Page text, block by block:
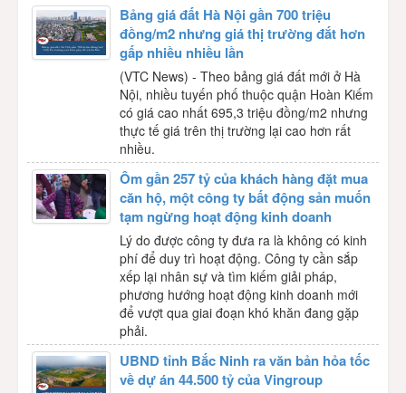
Bảng giá đất Hà Nội gần 700 triệu
đồng/m2 nhưng giá thị trường đắt hơn
gấp nhiều nhiều lần
(VTC News) - Theo bảng giá đất mới ở Hà
Nội, nhiều tuyến phố thuộc quận Hoàn Kiếm
có giá cao nhất 695,3 triệu đồng/m2 nhưng
thực tế giá trên thị trường lại cao hơn rất
nhiều.
Ôm gần 257 tỷ của khách hàng đặt mua
căn hộ, một công ty bất động sản muốn
tạm ngừng hoạt động kinh doanh
Lý do được công ty đưa ra là không có kinh
phí để duy trì hoạt động. Công ty cần sắp
xếp lại nhân sự và tìm kiếm giải pháp,
phương hướng hoạt động kinh doanh mới
để vượt qua giai đoạn khó khăn đang gặp
phải.
UBND tỉnh Bắc Ninh ra văn bản hỏa tốc
về dự án 44.500 tỷ của Vingroup